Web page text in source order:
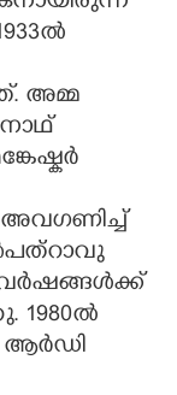
അമ്മ
1980ൽ
ആർ‌ഡി